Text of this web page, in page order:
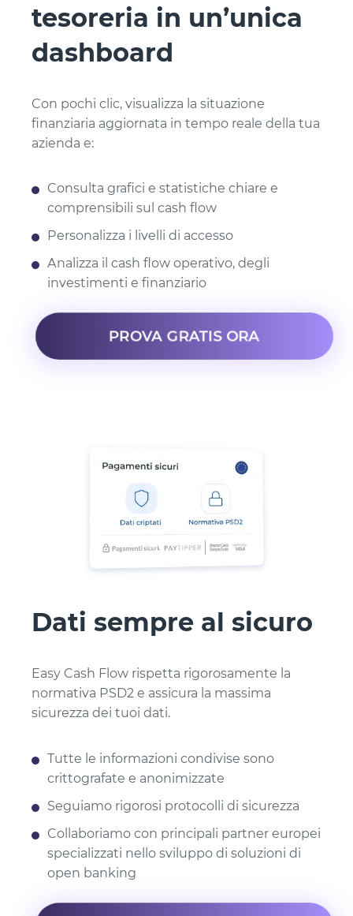
tesoreria in un’unica
dashboard
Con pochi clic, visualizza la situazione
finanziaria aggiornata in tempo reale della tua
azienda e:
Consulta grafici e statistiche chiare e
comprensibili sul cash flow
Personalizza i livelli di accesso
Analizza il cash flow operativo, degli
investimenti e finanziario
PROVA GRATIS ORA
Dati sempre al sicuro
Easy Cash Flow rispetta rigorosamente la
normativa PSD2 e assicura la massima
sicurezza dei tuoi dati.
Tutte le informazioni condivise sono
crittografate e anonimizzate
Seguiamo rigorosi protocolli di sicurezza
Collaboriamo con principali partner europei
specializzati nello sviluppo di soluzioni di
open banking